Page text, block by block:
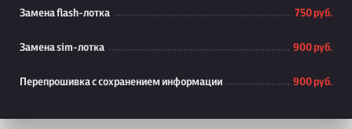
Замена flash-лотка 750 руб.
Замена sim-лотка 900 руб.
Перепрошивка с сохранением информации 900 руб.